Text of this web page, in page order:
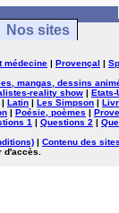
Nos sites
médecine | Provençal |
mangas, dessins
reality show | Etats-
| Latin | Les Simpson |
| Poésie, poèmes |
1 | Questions 2 |
| Contenu des